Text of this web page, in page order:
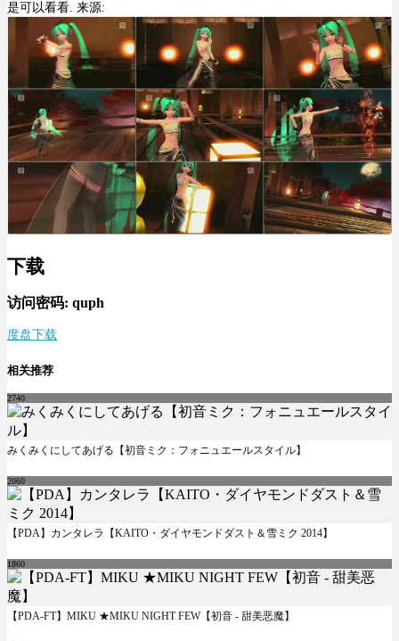
是可以看看. 来源:
下载
访问密码: quph
度盘下载
相关推荐
2740
みくみくにしてあげる【初音ミク：フォニュエールスタイル】
2060
【PDA】カンタレラ【KAITO・ダイヤモンドダスト＆雪ミク 2014】
1860
【PDA-FT】MIKU ★MIKU NIGHT FEW【初音 - 甜美恶魔】